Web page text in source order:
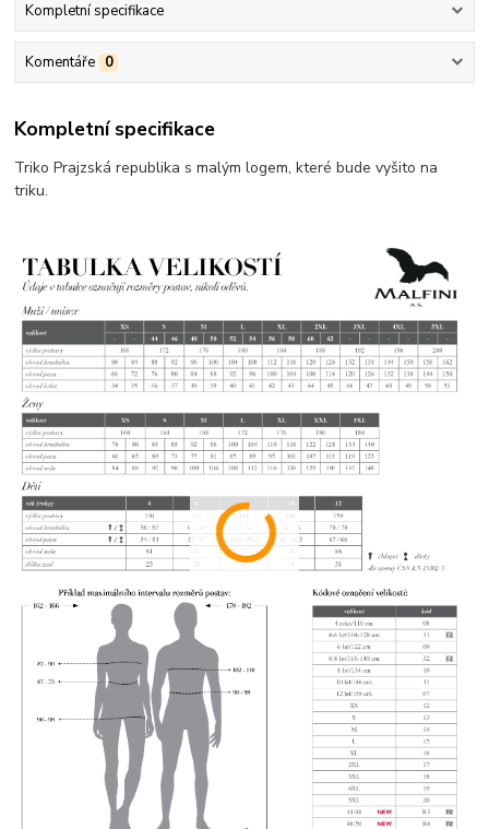
Kompletní specifikace
Komentáře 0
Kompletní specifikace
Triko Prajzská republika s malým logem, které bude vyšito na
triku.